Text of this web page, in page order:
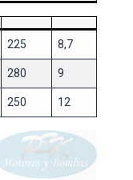
225 8,7
280 9
250 12